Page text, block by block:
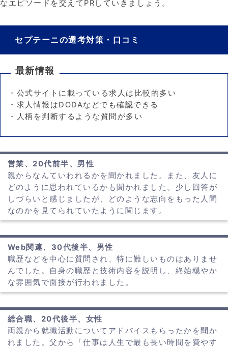
なエピソードを交えてPRしていきましょう。
セプテーニの選考対策・口コミ
最新情報
・公式サイトに載っている求人は比較的多い
・求人情報はDODAなどでも確認できる
・人柄を判断するような質問が多い
営業、20代前半、男性
親からなんていわれるかを聞かれました。また、友人に
どのように思われているかも聞かれました。少し回答が
しづらいと感じましたが、どのような志向をもった人間
なのかを見てられていたように関じます。
Web関連、30代後半、男性
職歴などを中心に質問され、特に難しいものはありませ
んでした。自身の職歴と技術内容を説明し、終始穏やか
な雰囲気で面接が行われました。
総合職、20代後半、女性
両親から就職活動についてアドバイスもらったかを聞か
れました。父から「仕事は人生で最も長い時間を費やす